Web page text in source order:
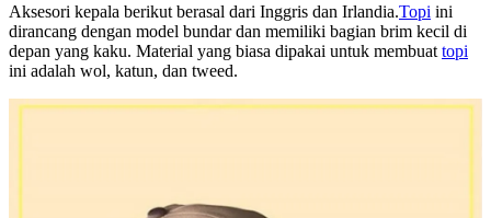
Aksesori kepala berikut berasal dari Inggris dan Irlandia.Topi ini
dirancang dengan model bundar dan memiliki bagian brim kecil di
depan yang kaku. Material yang biasa dipakai untuk membuat topi
ini adalah wol, katun, dan tweed.